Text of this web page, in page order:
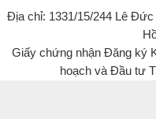
Địa chỉ: 1331/15/244 Lê
Giấy chứng nhận Đăng ký
hoạch và Đầu tư